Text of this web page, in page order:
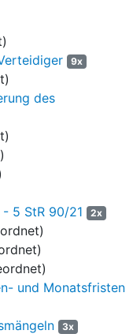
am Oberarm ein
das Amtsgericht
Ansbach
zu. Mit Verfügung
Ansbach die
(4 Ls 10
Bewährung zu
vom 12.10.2023 stellte
Beschwerdeführerin
die Zustellung
17.10.2023.
Berufung der
Nürnberg-Fürth am
Nbs 8
ein keine
Attest
gerichtete sofortige
9x
des
5 StR 90/21
2x
und Monatsfristen
3x